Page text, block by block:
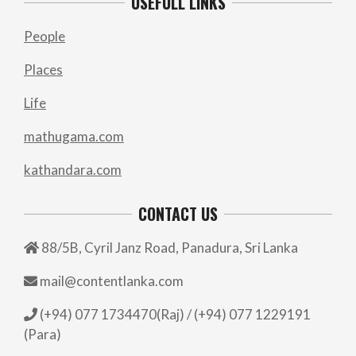
People
Places
Life
mathugama.com
kathandara.com
CONTACT US
88/5B, Cyril Janz Road, Panadura, Sri Lanka
mail@contentlanka.com
(+94) 077 1734470(Raj) / (+94) 077 1229191
(Para)